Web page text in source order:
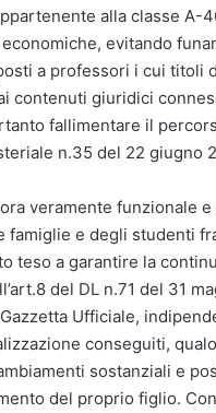
alla classe A-
evitando
a professori i cui titoli
contenuti giuridici
fallimentare il
n.35 del 22 giugno
veramente funzionale
famiglie e degli studenti
teso a garantire la
del DL n.71 del 31
Ufficiale,
conseguiti,
sostanziali e
del proprio figlio.